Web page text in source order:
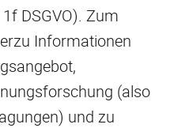
DSGVO). Zum
Informationen
(also
und zu